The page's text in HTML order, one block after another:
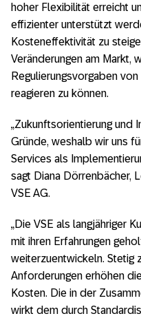
hoher Flexibilität erreicht
effizienter unterstützt
Kosteneffektivität zu
Veränderungen am Markt,
Regulierungsvorgaben
reagieren zu können.
„Zukunftsorientierung und
Gründe, weshalb wir uns
Services als
sagt Diana Dörrenbächer,
VSE AG.
„Die VSE als langjähriger
mit ihren Erfahrungen
weiterzuentwickeln. Stetig
Anforderungen erhöhen
Kosten. Die in der
wirkt dem durch